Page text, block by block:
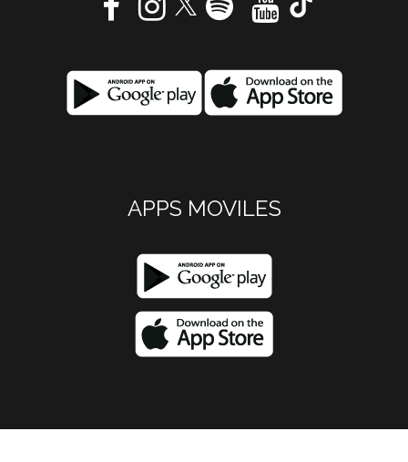
APPS MOVILES